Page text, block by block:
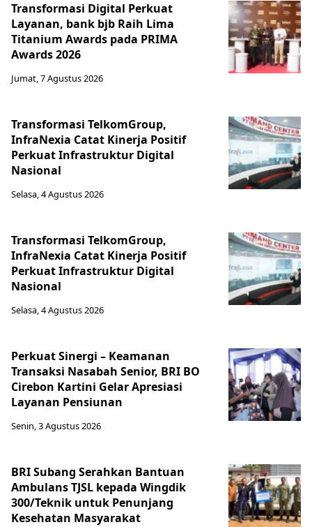
Transformasi Digital Perkuat
Layanan, bank bjb Raih Lima
Titanium Awards pada PRIMA
Awards 2026
Jumat, 7 Agustus 2026
Transformasi TelkomGroup,
InfraNexia Catat Kinerja Positif
Perkuat Infrastruktur Digital
Nasional
Selasa, 4 Agustus 2026
Transformasi TelkomGroup,
InfraNexia Catat Kinerja Positif
Perkuat Infrastruktur Digital
Nasional
Selasa, 4 Agustus 2026
Perkuat Sinergi – Keamanan
Transaksi Nasabah Senior, BRI BO
Cirebon Kartini Gelar Apresiasi
Layanan Pensiunan
Senin, 3 Agustus 2026
BRI Subang Serahkan Bantuan
Ambulans TJSL kepada Wingdik
300/Teknik untuk Penunjang
Kesehatan Masyarakat ​